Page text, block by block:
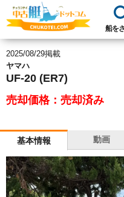
船を
2025/08/29掲載
ヤマハ
UF-20 (ER7)
売却価格：売却済み
基本情報 動画